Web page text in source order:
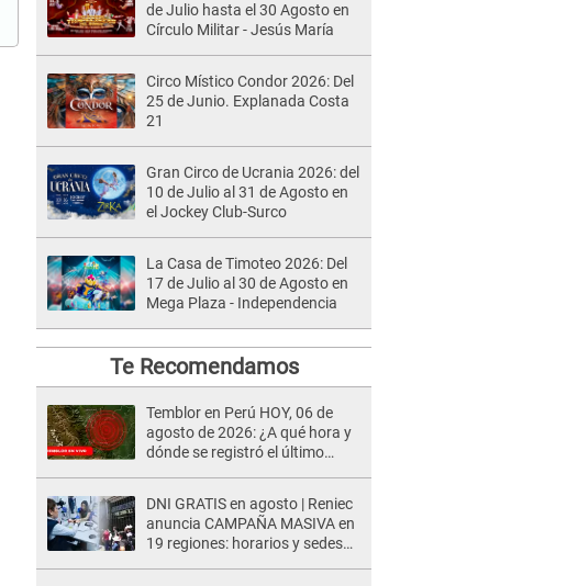
de Julio hasta el 30 Agosto en
Círculo Militar - Jesús María
Circo Místico Condor 2026: Del
25 de Junio. Explanada Costa
21
Gran Circo de Ucrania 2026: del
10 de Julio al 31 de Agosto en
el Jockey Club-Surco
La Casa de Timoteo 2026: Del
17 de Julio al 30 de Agosto en
Mega Plaza - Independencia
Te Recomendamos
Temblor en Perú HOY, 06 de
agosto de 2026: ¿A qué hora y
dónde se registró el último
DNI GRATIS en agosto | Reniec
anuncia CAMPAÑA MASIVA en
19 regiones: horarios y sedes